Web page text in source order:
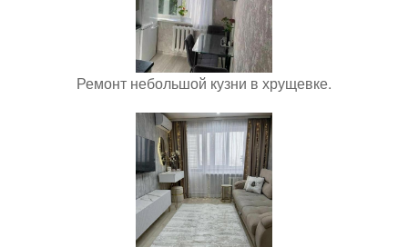
Ремонт небольшой кузни в хрущевке.